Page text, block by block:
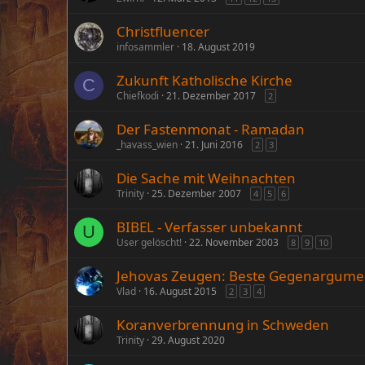
Christfluencer
infosammler 18. August 2019
C Zukunft Katholische Kirche
Chiefkodi 21. Dezember 2017 2
Der Fastenmonat - Ramadan
_havass_wien 21. Juni 2016 2 3
Die Sache mit Weihnachten
Trinity 25. Dezember 2007 4 5 6
U BIBEL - Verfasser unbekannt
User gelöscht! 22. November 2003 8 9 10
Jehovas Zeugen: Beste
Vlad 16. August 2015 2 3 4
Koranverbrennung in Schweden
Trinity 29. August 2020